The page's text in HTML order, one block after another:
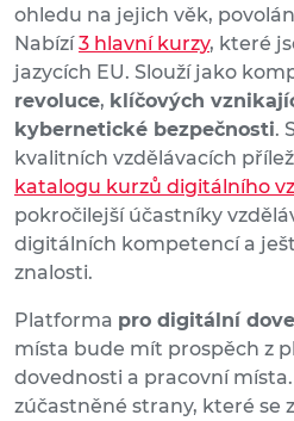
ohledu na jejich věk,
Nabízí3 hlavní kurzy, které
jazycích EU. Slouží jako
revoluce, klíčových
kybernetické bezpečnosti.
kvalitních vzdělávacích
katalogu kurzů digitálního
pokročilejší účastníky
digitálních kompetencí a
znalosti.
Platforma pro digitální
místa bude mít prospěch z
dovednosti a pracovní
zúčastněné strany, které se